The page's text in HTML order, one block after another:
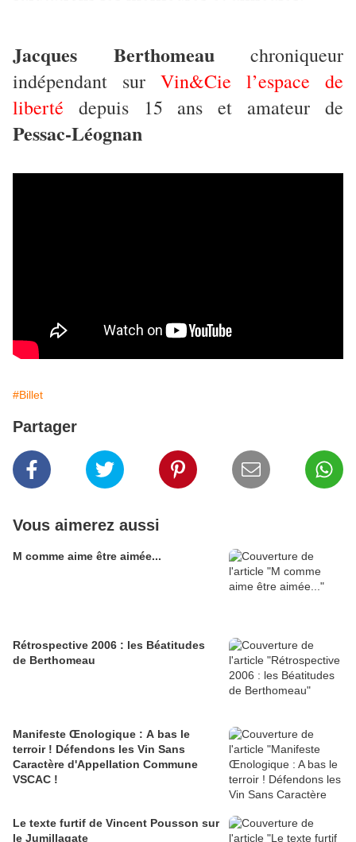
Jacques Berthomeauchroniqueur
indépendant sur Vin&Cie l’espace de
liberté depuis 15 ans et amateur de
Pessac-Léognan
#Billet
Partager
Vous aimerez aussi
M comme aime être aimée...
Rétrospective 2006 : les Béatitudes
de Berthomeau
Manifeste Œnologique : A bas le
terroir ! Défendons les Vin Sans
Caractère d'Appellation Commune
VSCAC !
Le texte furtif de Vincent Pousson sur
le Jumillagate